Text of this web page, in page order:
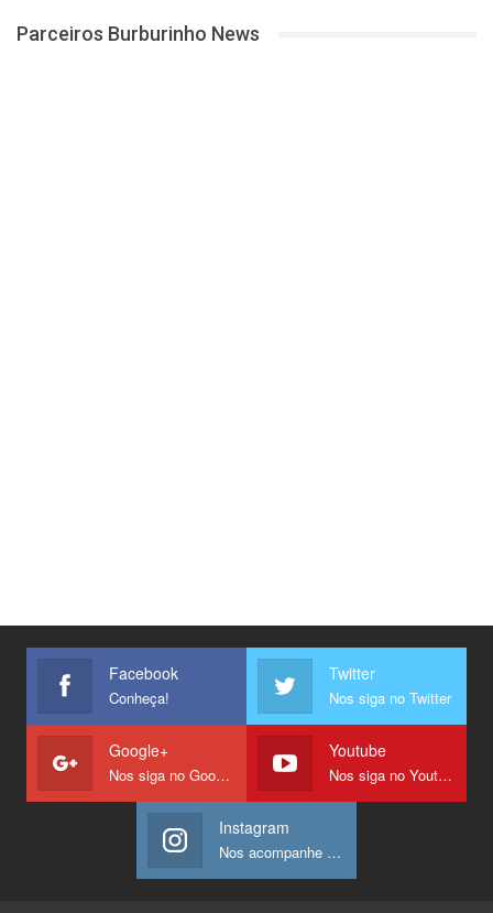
Parceiros Burburinho News
Facebook
Conheça!
Twitter
Nos siga no Twitter
Google+
Nos siga no Google +
Youtube
Nos siga no Youtube
Instagram
Nos acompanhe no Instagram